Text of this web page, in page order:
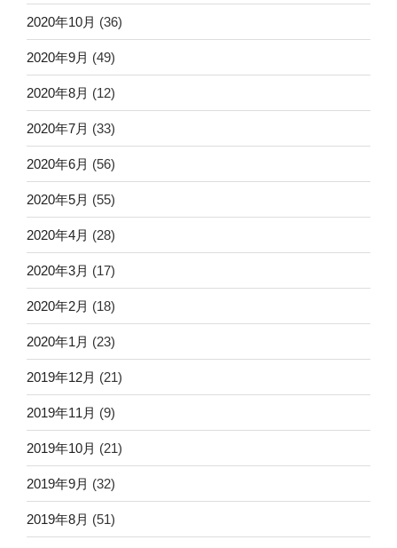
2020年10月 (36)
2020年9月 (49)
2020年8月 (12)
2020年7月 (33)
2020年6月 (56)
2020年5月 (55)
2020年4月 (28)
2020年3月 (17)
2020年2月 (18)
2020年1月 (23)
2019年12月 (21)
2019年11月 (9)
2019年10月 (21)
2019年9月 (32)
2019年8月 (51)